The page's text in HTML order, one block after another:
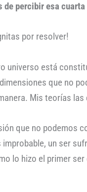
de percibir esa
por resolver!
universo está
que no
Mis teorías
que no podemos
un ser
lo hizo el primer